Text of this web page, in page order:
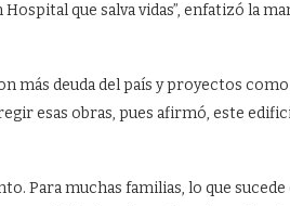
que salva vidas”, enfatizó la
más deuda del país y proyectos
esas obras, pues afirmó, este
Para muchas familias, lo que sucede